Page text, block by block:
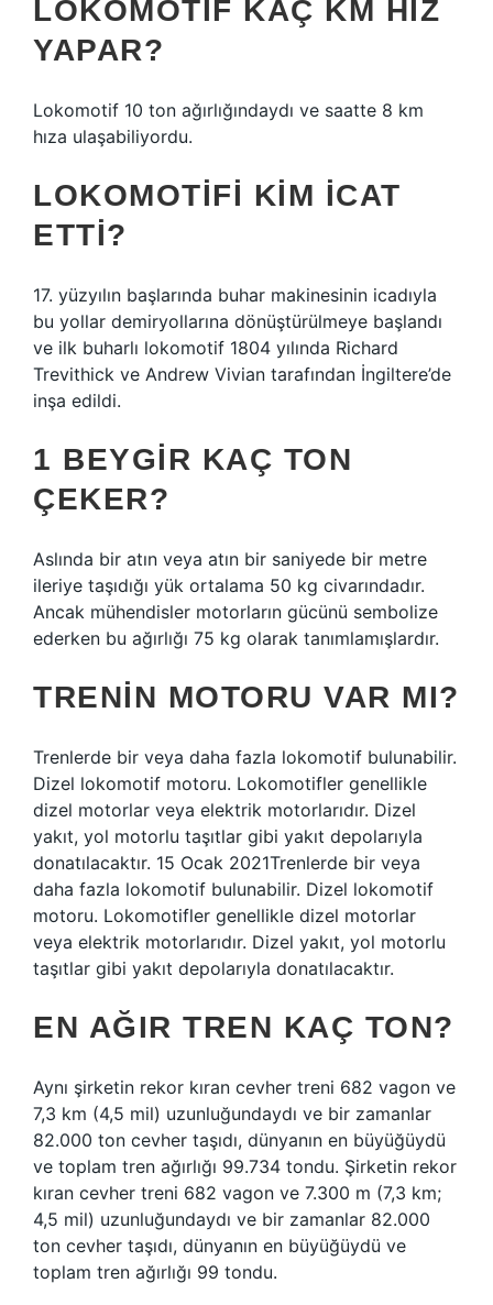
LOKOMOTIF KAÇ KM HIZ
YAPAR?
Lokomotif 10 ton ağırlığındaydı ve saatte 8 km
hıza ulaşabiliyordu.
LOKOMOTIFI KIM ICAT
ETTI?
17. yüzyılın başlarında buhar makinesinin icadıyla
bu yollar demiryollarına dönüştürülmeye başlandı
ve ilk buharlı lokomotif 1804 yılında Richard
Trevithick ve Andrew Vivian tarafından İngiltere’de
inşa edildi.
1 BEYGIR KAÇ TON
ÇEKER?
Aslında bir atın veya atın bir saniyede bir metre
ileriye taşıdığı yük ortalama 50 kg civarındadır.
Ancak mühendisler motorların gücünü sembolize
ederken bu ağırlığı 75 kg olarak tanımlamışlardır.
TRENIN MOTORU VAR MI?
Trenlerde bir veya daha fazla lokomotif bulunabilir.
Dizel lokomotif motoru. Lokomotifler genellikle
dizel motorlar veya elektrik motorlarıdır. Dizel
yakıt, yol motorlu taşıtlar gibi yakıt depolarıyla
donatılacaktır. 15 Ocak 2021Trenlerde bir veya
daha fazla lokomotif bulunabilir. Dizel lokomotif
motoru. Lokomotifler genellikle dizel motorlar
veya elektrik motorlarıdır. Dizel yakıt, yol motorlu
taşıtlar gibi yakıt depolarıyla donatılacaktır.
EN AĞIR TREN KAÇ TON?
Aynı şirketin rekor kıran cevher treni 682 vagon ve
7,3 km (4,5 mil) uzunluğundaydı ve bir zamanlar
82.000 ton cevher taşıdı, dünyanın en büyüğüydü
ve toplam tren ağırlığı 99.734 tondu. Şirketin rekor
kıran cevher treni 682 vagon ve 7.300 m (7,3 km;
4,5 mil) uzunluğundaydı ve bir zamanlar 82.000
ton cevher taşıdı, dünyanın en büyüğüydü ve
toplam tren ağırlığı 99 tondu.